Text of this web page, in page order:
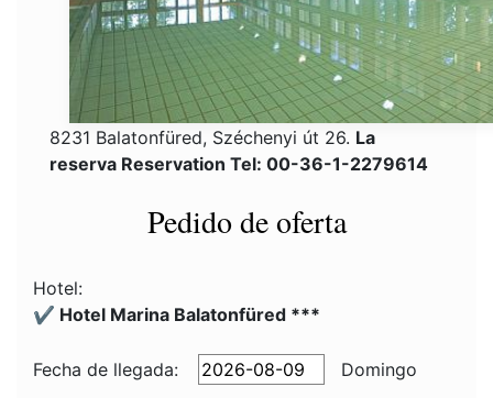
8231 Balatonfüred, Széchenyi út 26. La
reserva Reservation Tel: 00-36-1-2279614
Pedido de oferta
Hotel:
✔️ Hotel Marina Balatonfüred ***
Fecha de llegada: Domingo